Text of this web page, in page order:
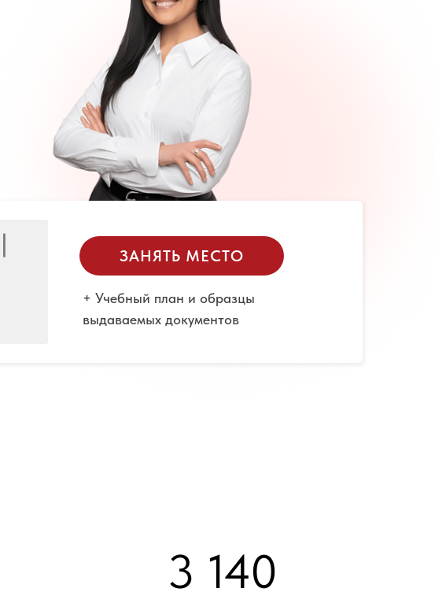
+ Учебный план и образцы
выдаваемых документов
ЗАНЯТЬ МЕСТО
|
3 140